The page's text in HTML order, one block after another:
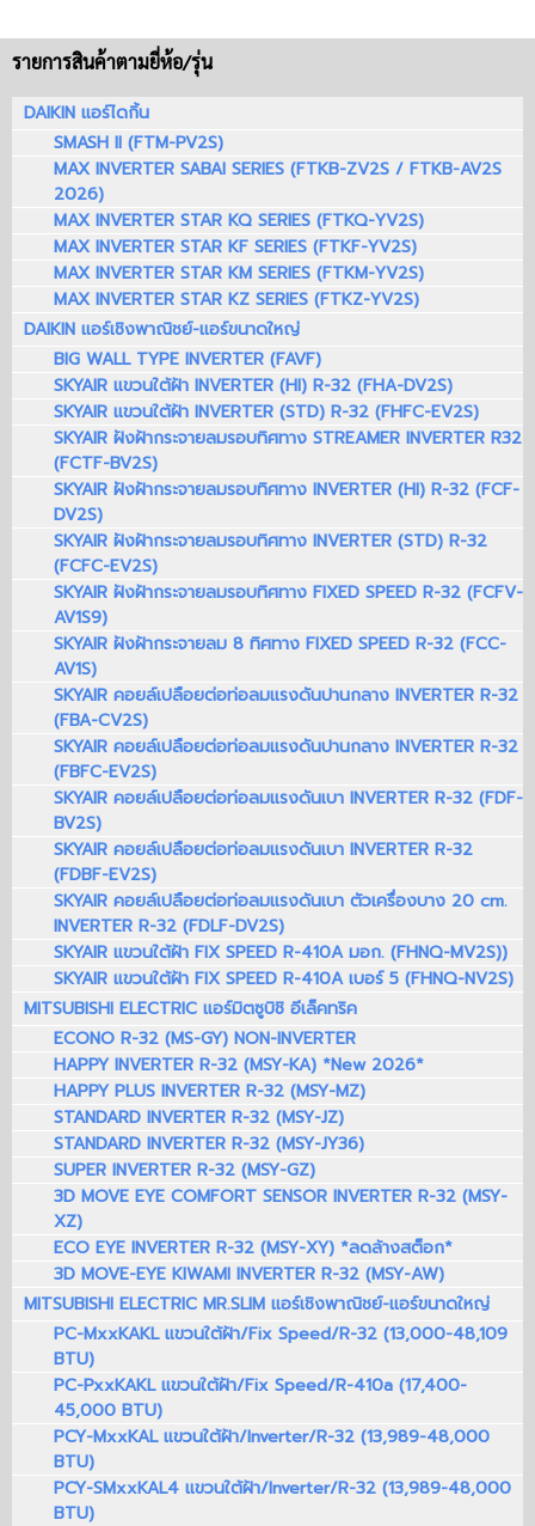
รายการสินค้าตามยี่ห้อ/รุ่น
DAIKIN แอร์ไดกิ้น
SMASH II (FTM-PV2S)
MAX INVERTER SABAI SERIES (FTKB-ZV2S / FTKB-AV2S
2026)
MAX INVERTER STAR KQ SERIES (FTKQ-YV2S)
MAX INVERTER STAR KF SERIES (FTKF-YV2S)
MAX INVERTER STAR KM SERIES (FTKM-YV2S)
MAX INVERTER STAR KZ SERIES (FTKZ-YV2S)
DAIKIN แอร์เชิงพาณิชย์-แอร์ขนาดใหญ่
BIG WALL TYPE INVERTER (FAVF)
SKYAIR แขวนใต้ฝ้า INVERTER (HI) R-32 (FHA-DV2S)
SKYAIR แขวนใต้ฝ้า INVERTER (STD) R-32 (FHFC-EV2S)
SKYAIR ฝังฝ้ากระจายลมรอบทิศทาง STREAMER INVERTER R32
(FCTF-BV2S)
SKYAIR ฝังฝ้ากระจายลมรอบทิศทาง INVERTER (HI) R-32 (FCF-
DV2S)
SKYAIR ฝังฝ้ากระจายลมรอบทิศทาง INVERTER (STD) R-32
(FCFC-EV2S)
SKYAIR ฝังฝ้ากระจายลมรอบทิศทาง FIXED SPEED R-32 (FCFV-
AV1S9)
SKYAIR ฝังฝ้ากระจายลม 8 ทิศทาง FIXED SPEED R-32 (FCC-
AV1S)
SKYAIR คอยล์เปลือยต่อท่อลมแรงดันปานกลาง INVERTER R-32
(FBA-CV2S)
SKYAIR คอยล์เปลือยต่อท่อลมแรงดันปานกลาง INVERTER R-32
(FBFC-EV2S)
SKYAIR คอยล์เปลือยต่อท่อลมแรงดันเบา INVERTER R-32 (FDF-
BV2S)
SKYAIR คอยล์เปลือยต่อท่อลมแรงดันเบา INVERTER R-32
(FDBF-EV2S)
SKYAIR คอยล์เปลือยต่อท่อลมแรงดันเบา ตัวเครื่องบาง 20 cm.
INVERTER R-32 (FDLF-DV2S)
SKYAIR แขวนใต้ฝ้า FIX SPEED R-410A มอก. (FHNQ-MV2S))
SKYAIR แขวนใต้ฝ้า FIX SPEED R-410A เบอร์ 5 (FHNQ-NV2S)
MITSUBISHI ELECTRIC แอร์มิตซูบิชิ อีเล็คทริค
ECONO R-32 (MS-GY) NON-INVERTER
HAPPY INVERTER R-32 (MSY-KA) *New 2026*
HAPPY PLUS INVERTER R-32 (MSY-MZ)
STANDARD INVERTER R-32 (MSY-JZ)
STANDARD INVERTER R-32 (MSY-JY36)
SUPER INVERTER R-32 (MSY-GZ)
3D MOVE EYE COMFORT SENSOR INVERTER R-32 (MSY-
XZ)
ECO EYE INVERTER R-32 (MSY-XY) *ลดล้างสต็อก*
3D MOVE-EYE KIWAMI INVERTER R-32 (MSY-AW)
MITSUBISHI ELECTRIC MR.SLIM แอร์เชิงพาณิชย์-แอร์ขนาดใหญ่
PC-MxxKAKL แขวนใต้ฝ้า/Fix Speed/R-32 (13,000-48,109
BTU)
PC-PxxKAKL แขวนใต้ฝ้า/Fix Speed/R-410a (17,400-
45,000 BTU)
PCY-MxxKAL แขวนใต้ฝ้า/Inverter/R-32 (13,989-48,000
BTU)
PCY-SMxxKAL4 แขวนใต้ฝ้า/Inverter/R-32 (13,989-48,000
BTU)